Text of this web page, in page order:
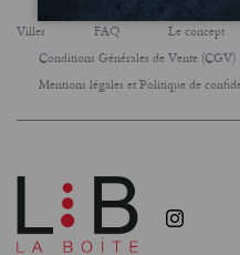
Villes FAQ Le concept
Conditions Générales de Vente (CGV)
Mentions légales et Politique de